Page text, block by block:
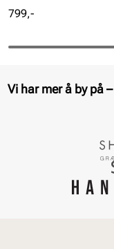
Pris
799,-
Vi har mer å by på